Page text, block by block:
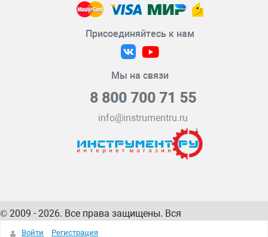
Присоединяйтесь к нам
Мы на связи
8 800 700 71 55
info@instrumentru.ru
© 2009 - 2026. Все права защищены. Вся
информация на сайте – собственность
Войти Регистрация